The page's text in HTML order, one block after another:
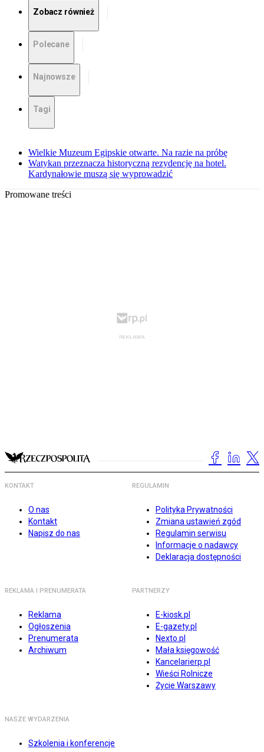
Zobacz również
Polecane
Najnowsze
Tagi
Wielkie Muzeum Egipskie otwarte. Na razie na próbę
Watykan przeznacza historyczną rezydencję na hotel.
Kardynałowie muszą się wyprowadzić
Promowane treści
KONTAKT
O nas
Kontakt
Napisz do nas
REGULAMIN
Polityka Prywatności
Zmiana ustawień zgód
Regulamin serwisu
Informacje o nadawcy
Deklaracja dostępności
REKLAMA I PRENUMERATA
Reklama
Ogłoszenia
Prenumerata
Archiwum
PARTNERZY
E-kiosk.pl
E-gazety.pl
Nexto.pl
Mała księgowość
Kancelarierp.pl
Wieści Rolnicze
Życie Warszawy
NASZE WYDARZENIA
Szkolenia i konferencje